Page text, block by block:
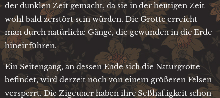
der dunklen Zeit gemacht, da sie in der heutigen Zeit
wohl bald zerstört sein würden. Die Grotte erreicht
man durch natürliche Gänge, die gewunden in die Erde
hineinführen.
Ein Seitengang, an dessen Ende sich die Naturgrotte
befindet, wird derzeit noch von einem größeren Felsen
versperrt. Die Zigeuner haben ihre Seßhaftigkeit schon